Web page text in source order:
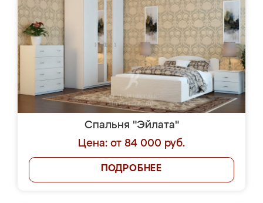
Спальня "Эйлата"
Цена: от 84 000 руб.
ПОДРОБНЕЕ